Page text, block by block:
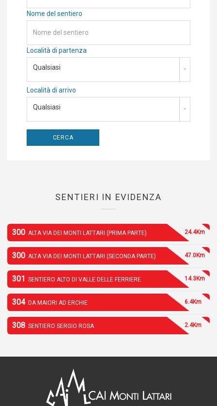
Nome del sentiero
Località di partenza
Qualsiasi
Località di arrivo
Qualsiasi
SENTIERI IN EVIDENZA
300 ALTA VIA DEI MONTI LATTARI (PRIMA PARTE) 24.4Km
300 ALTA VIA DEI MONTI LATTARI (SECONDA PARTE) 47.0Km
301 SENTIERO ALTO DI VALLE DELLE FERRIERE 14.3Km
304 DA MAIORI AD ERCHIE 6.4Km
308 SENTIERO SERGIO ROSA 2.4Km